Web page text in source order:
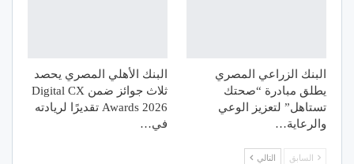
البنك الزراعي المصري
يطلق مبادرة “صحتك
تستاهل” لتعزيز الوعي
والرعاية…
البنك الأهلي المصري يحصد
ثلاث جوائز ضمن Digital CX
Awards 2026 تقديرًا لريادته
في…
السابق التالي